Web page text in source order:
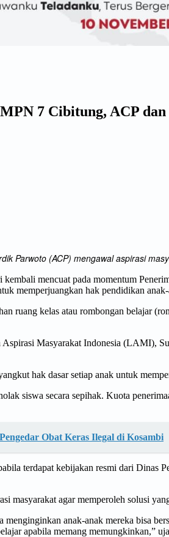
7 Cibitung, ACP
Parwoto (ACP) mengawal aspirasi
kembali mencuat pada momentum
memperjuangkan hak pendidikan
ruang kelas atau rombongan belajar
Masyarakat Indonesia
hak dasar setiap anak untuk
siswa secara sepihak. Kuota
Obat Keras Ilegal di Kosambi
terdapat kebijakan resmi dari Dinas
agar memperoleh solusi
anak-anak mereka bisa
apabila memang memungkinkan,”